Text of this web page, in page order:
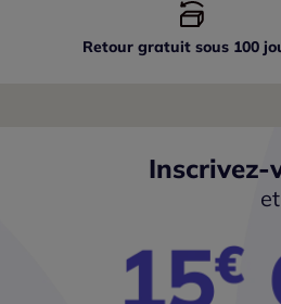
Retour gratuit sous 100
Inscrivez-